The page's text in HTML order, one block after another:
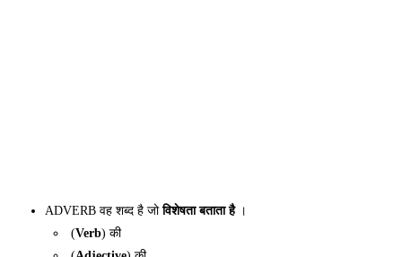
ADVERB वह शब्द है जोविशेषता बताता है।
(Verb) की